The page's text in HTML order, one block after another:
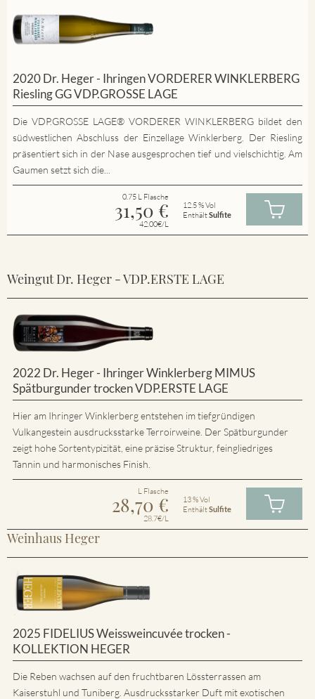
2020 Dr. Heger - Ihringen VORDERER WINKLERBERG
Riesling GG VDP.GROSSE LAGE
Die VDP.GROSSE LAGE® VORDERER WINKLERBERG bildet den
südwestlichen Abschluss der Einzellage Winklerberg. Der Riesling
präsentiert sich in der Nase ausgesprochen tief und vielschichtig. Am
Gaumen setzt sich die...
0.75 L Flasche
31,50 €
42.00€/L
12.5 % Vol
EnthältSulfite
Weingut Dr. Heger - VDP.ERSTE LAGE
2022 Dr. Heger - Ihringer Winklerberg MIMUS
Spätburgunder trocken VDP.ERSTE LAGE
Hier am Ihringer Winklerberg entstehen im tiefgründigen
Vulkangestein ausdrucksstarke Terroirweine. Der Spätburgunder
zeigt hohe Sortentypizität, eine präzise Struktur, feingliedriges
Tannin und harmonisches Finish.
L Flasche
28,70 €
28.7€/L
13 % Vol
EnthältSulfite
Weinhaus Heger
2025 FIDELIUS Weissweincuvée trocken -
KOLLEKTION HEGER
Die Reben wachsen auf den fruchtbaren Lössterrassen am
Kaiserstuhl und Tuniberg. Ausdrucksstarker Duft mit exotischen